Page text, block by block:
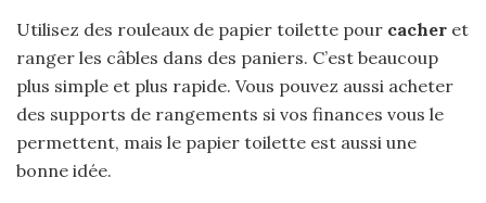
Utilisez des rouleaux de papier toilette pour cacher et
ranger les câbles dans des paniers. C’est beaucoup
plus simple et plus rapide. Vous pouvez aussi acheter
des supports de rangements si vos finances vous le
permettent, mais le papier toilette est aussi une
bonne idée.